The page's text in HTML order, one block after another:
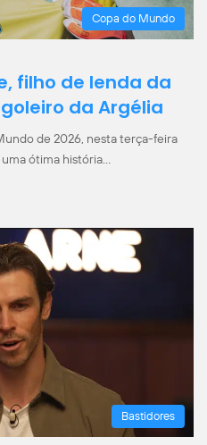
Copa do Mundo
filho de lenda da
da Argélia
de 2026, nesta terça-feira
ótima história…
Bastidores